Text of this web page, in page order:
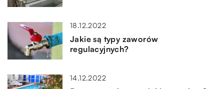
18.12.2022
Jakie są typy zaworów
regulacyjnych?
14.12.2022